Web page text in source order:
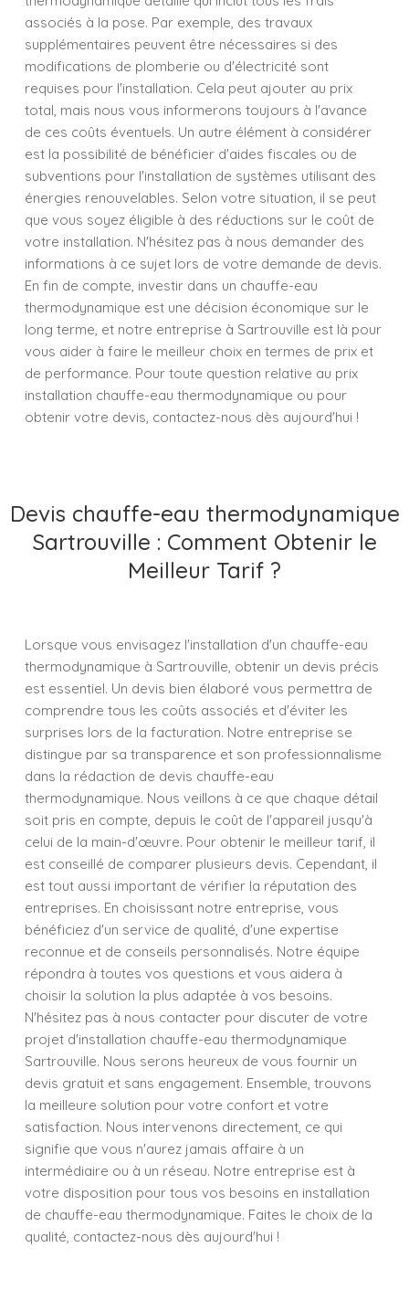
associés à la pose. Par exemple, des travaux
supplémentaires peuvent être nécessaires si des
modifications de plomberie ou d'électricité sont
requises pour l'installation. Cela peut ajouter au prix
total, mais nous vous informerons toujours à l'avance
de ces coûts éventuels. Un autre élément à considérer
est la possibilité de bénéficier d'aides fiscales ou de
subventions pour l'installation de systèmes utilisant des
énergies renouvelables. Selon votre situation, il se peut
que vous soyez éligible à des réductions sur le coût de
votre installation. N'hésitez pas à nous demander des
informations à ce sujet lors de votre demande de devis.
En fin de compte, investir dans un chauffe-eau
thermodynamique est une décision économique sur le
long terme, et notre entreprise à Sartrouville est là pour
vous aider à faire le meilleur choix en termes de prix et
de performance. Pour toute question relative au prix
installation chauffe-eau thermodynamique ou pour
obtenir votre devis, contactez-nous dès aujourd'hui !
Devis chauffe-eau thermodynamique
Sartrouville : Comment Obtenir le
Meilleur Tarif ?
Lorsque vous envisagez l'installation d'un chauffe-eau
thermodynamique à Sartrouville, obtenir un devis précis
est essentiel. Un devis bien élaboré vous permettra de
comprendre tous les coûts associés et d'éviter les
surprises lors de la facturation. Notre entreprise se
distingue par sa transparence et son professionnalisme
dans la rédaction de devis chauffe-eau
thermodynamique. Nous veillons à ce que chaque détail
soit pris en compte, depuis le coût de l'appareil jusqu'à
celui de la main-d'œuvre. Pour obtenir le meilleur tarif, il
est conseillé de comparer plusieurs devis. Cependant, il
est tout aussi important de vérifier la réputation des
entreprises. En choisissant notre entreprise, vous
bénéficiez d'un service de qualité, d'une expertise
reconnue et de conseils personnalisés. Notre équipe
répondra à toutes vos questions et vous aidera à
choisir la solution la plus adaptée à vos besoins.
N'hésitez pas à nous contacter pour discuter de votre
projet d'installation chauffe-eau thermodynamique
Sartrouville. Nous serons heureux de vous fournir un
devis gratuit et sans engagement. Ensemble, trouvons
la meilleure solution pour votre confort et votre
satisfaction. Nous intervenons directement, ce qui
signifie que vous n'aurez jamais affaire à un
intermédiaire ou à un réseau. Notre entreprise est à
votre disposition pour tous vos besoins en installation
de chauffe-eau thermodynamique. Faites le choix de la
qualité, contactez-nous dès aujourd'hui !